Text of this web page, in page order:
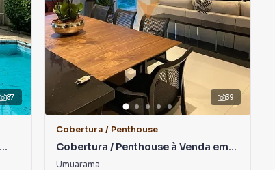
87 39
Cobertura / Penthouse
Cobertura / Penthouse à Venda em
Umuarama
Umuarama